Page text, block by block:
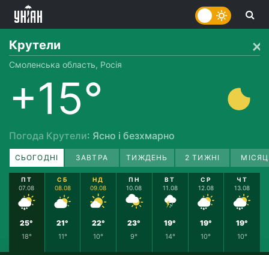
Крутели
Смоленська область, Росія
+15°
Погода Крутели: Ясно і безхмарно
СЬОГОДНІ ЗАВТРА ТИЖДЕНЬ 2 ТИЖНІ
ПТ
07.08
25°
18°
СБ
08.08
21°
11°
НД
09.08
22°
10°
ПН
10.08
23°
9°
ВТ
11.08
19°
14°
СР
12.08
19°
10°
ЧТ
13.08
19°
10°